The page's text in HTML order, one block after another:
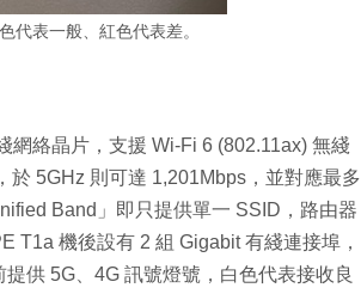
代表一般、紅色代表差。
絡晶片，支援 Wi-Fi 6 (802.11ax) 無綫
5GHz 則可達 1,201Mbps，並對應最多
Band」即只提供單一 SSID，路由器
T1a 機後設有 2 組 Gigabit 有綫連接埠，
供 5G、4G 訊號燈號，白色代表接收良